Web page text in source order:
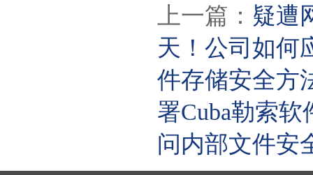
上一篇： 疑遭
天！公司如何
件存储安全方
署Cuba勒索
问内部文件安